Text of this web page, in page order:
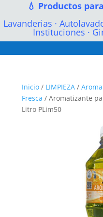
💧 Productos
Lavanderias ·
Instituciones ·
Inicio/ LIMPIEZA/
Fresca / Aromatizante
Litro PLim50